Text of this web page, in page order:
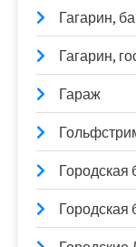
Гагарин,
Гагарин,
Гараж
Городская
Городская